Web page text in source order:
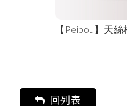
【Peibou】天
回列表